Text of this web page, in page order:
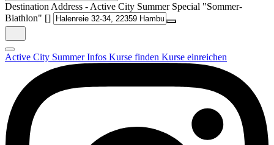
Destination Address - Active City Summer Special "Sommer-
Biathlon" []
Active City SummerInfos Kurse finden Kurse einreichen